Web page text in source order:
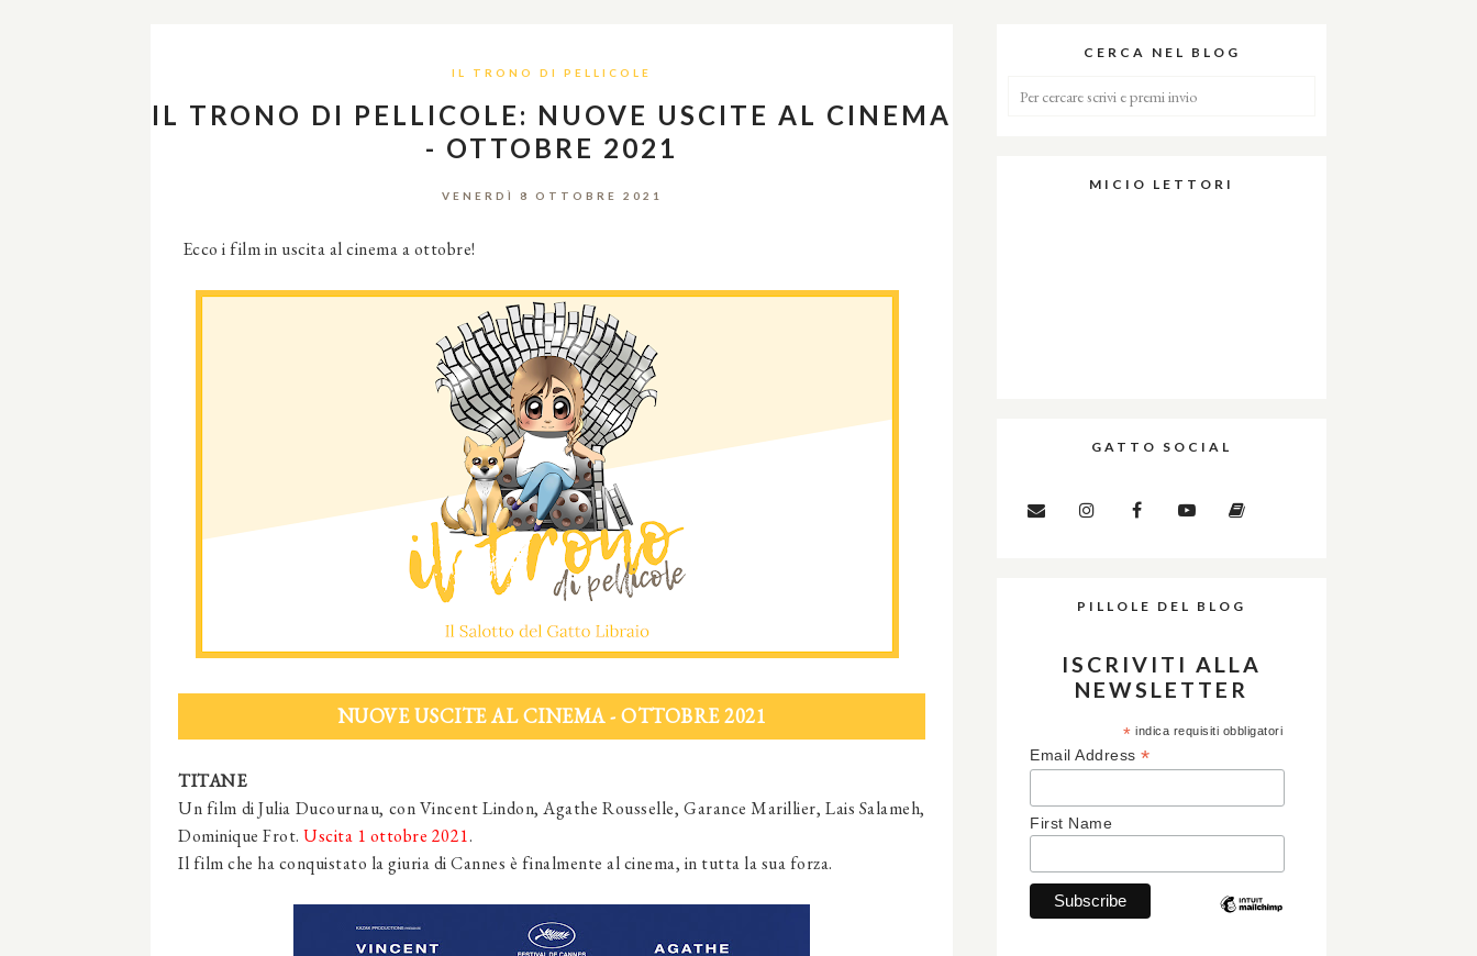
IL TRONO DI PELLICOLE
IL TRONO DI PELLICOLE: NUOVE USCITE AL CINEMA
- OTTOBRE 2021
VENERDÌ 8 OTTOBRE 2021
Ecco i film in uscita al cinema a ottobre!
NUOVE USCITE AL CINEMA - OTTOBRE 2021
TITANE
Un film di Julia Ducournau, con Vincent Lindon, Agathe Rousselle, Garance Marillier, Lais Salameh,
Dominique Frot. Uscita 1 ottobre 2021.
Il film che ha conquistato la giuria di Cannes è finalmente al cinema, in tutta la sua forza.
CERCA NEL BLOG
MICIO LETTORI
GATTO SOCIAL
PILLOLE DEL BLOG
ISCRIVITI ALLA
NEWSLETTER
* indica requisiti obbligatori
Email Address *
First Name